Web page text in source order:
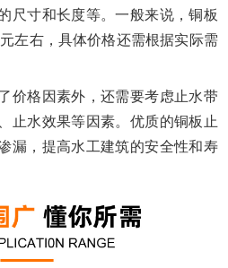
尺寸和长度等。一般来说，铜板
左右，具体价格还需根据实际需
价格因素外，还需要考虑止水带
止水效果等因素。优质的铜板止
漏，提高水工建筑的安全性和寿